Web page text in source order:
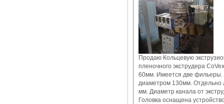
Продаю Кольцевую
пленочного экструдера
60мм. Имеется две фильеры.
диаметром 130мм. Отдельно
мм. Диаметр канала от
Головка оснащена